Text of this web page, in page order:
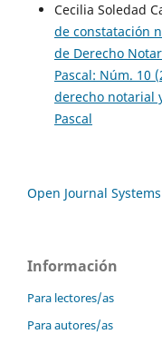
Cecilia Soledad
de constatación
de Derecho
Pascal: Núm. 10
derecho notarial
Pascal
Open Journal Systems
Información
Para lectores/as
Para autores/as